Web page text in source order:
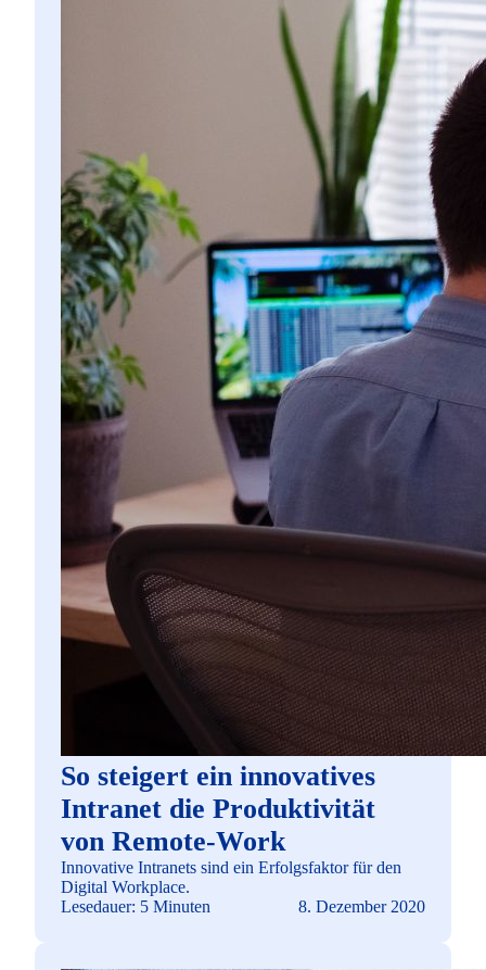
So steigert ein innovatives
Intranet die Produktivität
von Remote-Work
Innovative Intranets sind ein Erfolgsfaktor für den
Digital Workplace.
Lesedauer: 5 Minuten
8. Dezember 2020